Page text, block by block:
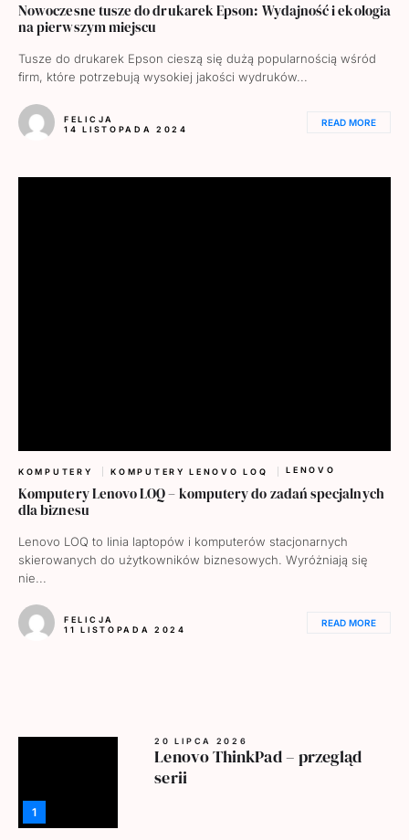
Nowoczesne tusze do drukarek Epson: Wydajność i ekologia
na pierwszym miejscu
Tusze do drukarek Epson cieszą się dużą popularnością wśród
firm, które potrzebują wysokiej jakości wydruków...
FELICJA
14 LISTOPADA 2024
READ MORE
KOMPUTERY KOMPUTERY LENOVO LOQ LENOVO
Komputery Lenovo LOQ – komputery do zadań specjalnych
dla biznesu
Lenovo LOQ to linia laptopów i komputerów stacjonarnych
skierowanych do użytkowników biznesowych. Wyróżniają się
nie...
FELICJA
11 LISTOPADA 2024
READ MORE
1
20 LIPCA 2026
Lenovo ThinkPad – przegląd
serii